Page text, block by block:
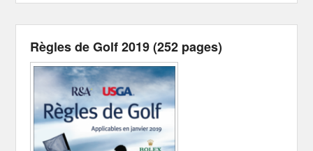
Règles de Golf 2019 (252 pages)